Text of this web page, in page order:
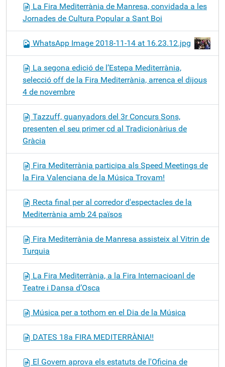
La Fira Mediterrània de Manresa, convidada a les
Jornades de Cultura Popular a Sant Boi
WhatsApp Image 2018-11-14 at 16.23.12.jpg
La segona edició de l’Estepa Mediterrània,
selecció off de la Fira Mediterrània, arrenca el dijous
4 de novembre
Tazzuff, guanyadors del 3r Concurs Sons,
presenten el seu primer cd al Tradicionàrius de
Gràcia
Fira Mediterrània participa als Speed Meetings de
la Fira Valenciana de la Música Trovam!
Recta final per al corredor d'espectacles de la
Mediterrània amb 24 països
Fira Mediterrània de Manresa assisteix al Vitrin de
Turquia
La Fira Mediterrània, a la Fira Internacioanl de
Teatre i Dansa d’Osca
Música per a tothom en el Dia de la Música
DATES 18a FIRA MEDITERRÀNIA!!
El Govern aprova els estatuts de l'Oficina de